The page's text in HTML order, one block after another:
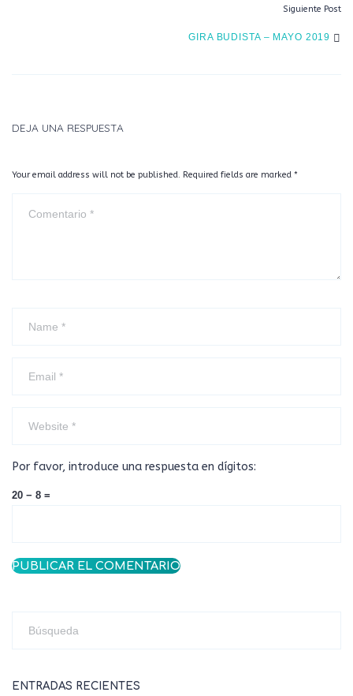
Siguiente Post
GIRA BUDISTA – MAYO 2019
DEJA UNA RESPUESTA
Your email address will not be published. Required fields are marked *
Por favor, introduce una respuesta en dígitos:
20 − 8 =
ENTRADAS RECIENTES